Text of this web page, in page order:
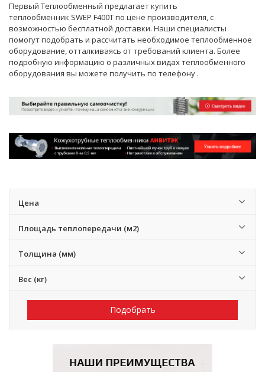
Первый Теплообменный предлагает купить
теплообменник SWEP F400T по цене производителя, с
возможностью бесплатной доставки. Наши специалисты
помогут подобрать и рассчитать необходимое теплообменное
оборудование, отталкиваясь от требований клиента. Более
подробную информацию о различных видах теплообменного
оборудования вы можете получить по телефону .
Цена
Площадь теплопередачи (м2)
Толщина (мм)
Вес (кг)
Подобрать